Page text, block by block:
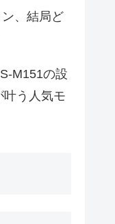
、結局ど
M151の設
叶う人気モ